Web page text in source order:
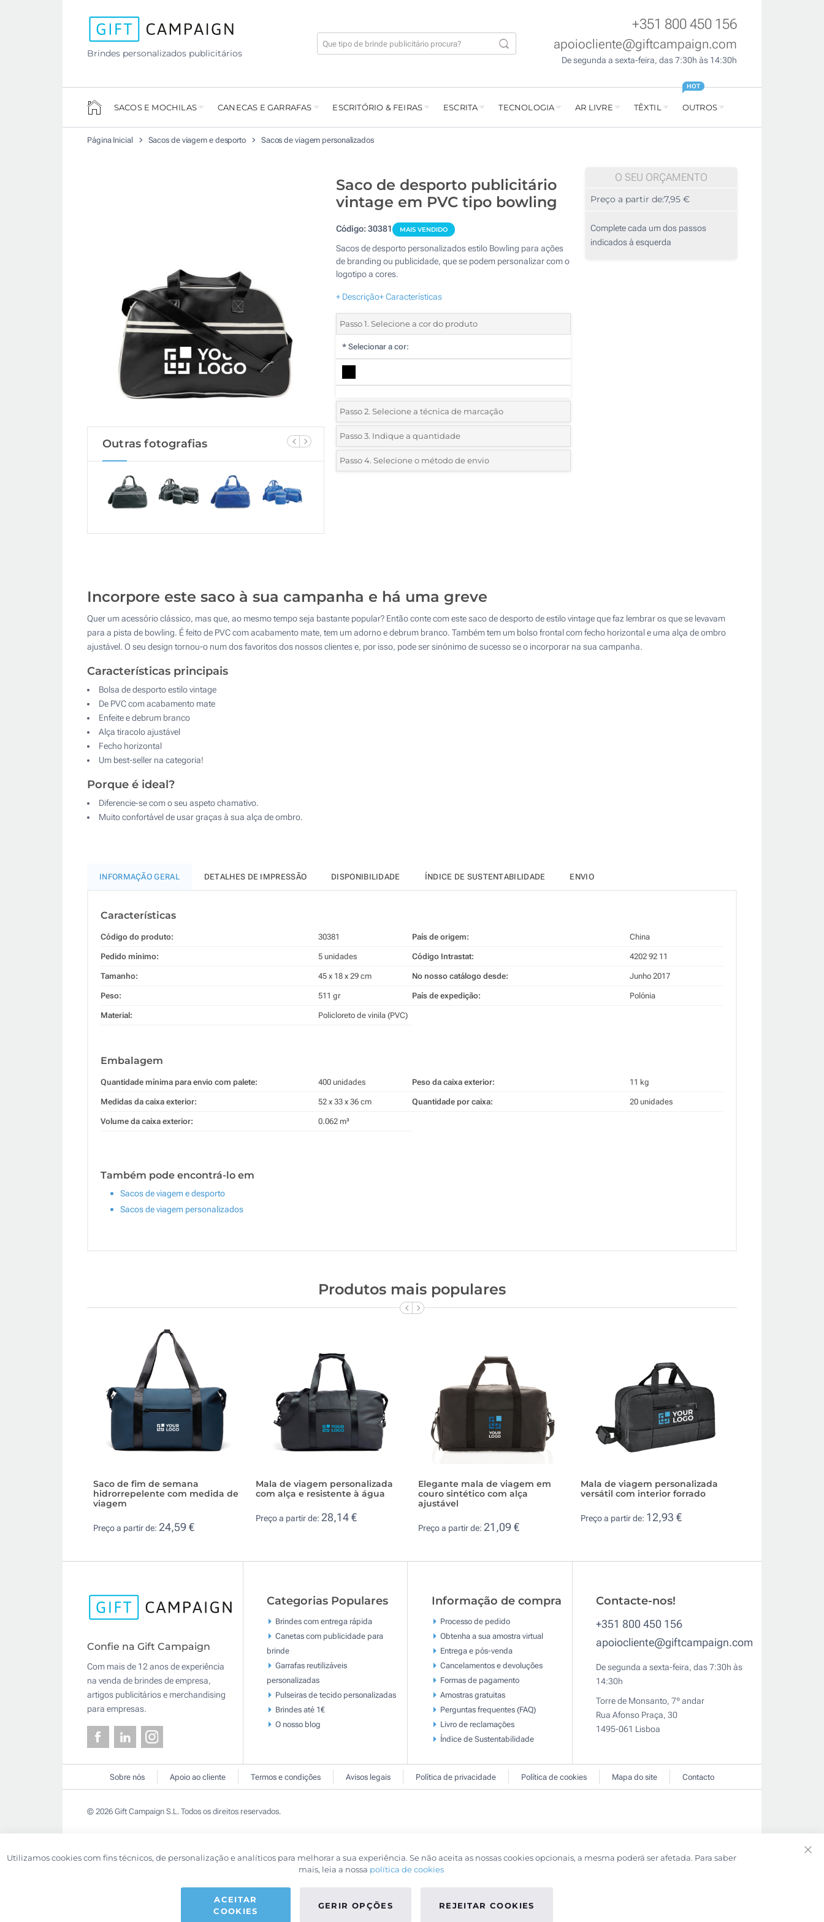
Brindes personalizados publicitários
+351 800 450 156
apoiocliente@giftcampaign.com
De segunda a sexta-feira, das 7:30h às 14:30h
SACOS E MOCHILAS CANECAS E GARRAFAS ESCRITÓRIO & FEIRAS ESCRITA TECNOLOGIA AR LIVRE TÊXTIL OUTROS
HOT
Página Inicial Sacos de viagem e desporto Sacos de viagem personalizados
Outras fotografias
Saco de desporto publicitário
vintage em PVC tipo bowling
Código:30381 MAIS VENDIDO
Sacos de desporto personalizados estilo Bowling para ações
de branding ou publicidade, que se podem personalizar com o
logotipo a cores.
+ Descrição+ Características
Passo 1. Selecione a cor do produto
* Selecionar a cor:
Passo 2. Selecione a técnica de marcação
*Selecione o tipo de marcação e as cores do logotipo:
1 Cor (Num lado)
Transferência Refletiva (Num lado)
Sem impressão
Passo 3. Indique a quantidade
*Quantidade mínima:5
Outra : Atualizar
Passo 4. Selecione o método de envio
O SEU ORÇAMENTO
Preço a partir de:7,95 €
Complete cada um dos passos
indicados à esquerda
Incorpore este saco à sua campanha e há uma greve
Quer um acessório clássico, mas que, ao mesmo tempo seja bastante popular? Então conte com este saco de desporto de estilo vintage que faz lembrar os que se levavam
para a pista de bowling. É feito de PVC com acabamento mate, tem um adorno e debrum branco. Também tem um bolso frontal com fecho horizontal e uma alça de ombro
ajustável. O seu design tornou-o num dos favoritos dos nossos clientes e, por isso, pode ser sinónimo de sucesso se o incorporar na sua campanha.
Características principais
Bolsa de desporto estilo vintage
De PVC com acabamento mate
Enfeite e debrum branco
Alça tiracolo ajustável
Fecho horizontal
Um best-seller na categoria!
Porque é ideal?
Diferencie-se com o seu aspeto chamativo.
Muito confortável de usar graças à sua alça de ombro.
INFORMAÇÃO GERAL DETALHES DE IMPRESSÃO DISPONIBILIDADE ÍNDICE DE SUSTENTABILIDADE ENVIO
Características
Código do produto: 30381
Pedido mínimo: 5 unidades
Tamanho: 45 x 18 x 29 cm
Peso: 511 gr
Material: Policloreto de vinila (PVC)
País de origem: China
Código Intrastat: 4202 92 11
No nosso catálogo desde: Junho 2017
País de expedição: Polónia
Embalagem
Quantidade mínima para envio com palete: 400 unidades
Medidas da caixa exterior: 52 x 33 x 36 cm
Volume da caixa exterior: 0.062 m³
Peso da caixa exterior: 11 kg
Quantidade por caixa: 20 unidades
Também pode encontrá-lo em
Sacos de viagem e desporto
Sacos de viagem personalizados
Produtos mais populares
Saco de fim de semana
hidrorrepelente com medida de
viagem
Preço a partir de: 24,59 €
Mala de viagem personalizada
com alça e resistente à água
Preço a partir de: 28,14 €
Elegante mala de viagem em
couro sintético com alça
ajustável
Preço a partir de: 21,09 €
Mala de viagem personalizada
versátil com interior forrado
Preço a partir de: 12,93 €
Confie na Gift Campaign
Com mais de 12 anos de experiência
na venda de brindes de empresa,
artigos publicitários e merchandising
para empresas.
Categorias Populares
Brindes com entrega rápida
Canetas com publicidade para
brinde
Garrafas reutilizáveis
personalizadas
Pulseiras de tecido personalizadas
Brindes até 1€
O nosso blog
Informação de compra
Processo de pedido
Obtenha a sua amostra virtual
Entrega e pós-venda
Cancelamentos e devoluções
Formas de pagamento
Amostras gratuitas
Perguntas frequentes (FAQ)
Livro de reclamaçōes
Índice de Sustentabilidade
Contacte-nos!
+351 800 450 156
apoiocliente@giftcampaign.com
De segunda a sexta-feira, das 7:30h às
14:30h
Torre de Monsanto, 7º andar
Rua Afonso Praça, 30
1495-061 Lisboa
Sobre nós Apoio ao cliente Termos e condições Avisos legais Política de privacidade Política de cookies Mapa do site Contacto
© 2026 Gift Campaign S.L. Todos os direitos reservados.
Utilizamos cookies com fins técnicos, de personalização e analíticos para melhorar a sua experiência. Se não aceita as nossas cookies opcionais, a mesma poderá ser afetada. Para saber
mais, leia a nossa política de cookies
ACEITAR
COOKIES
GERIR OPÇÕES REJEITAR COOKIES